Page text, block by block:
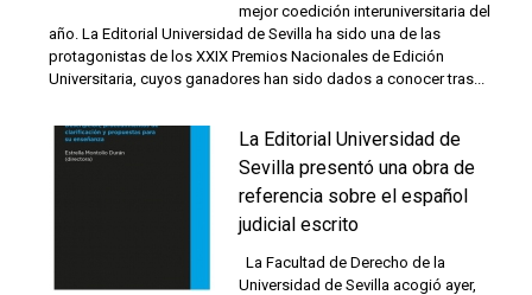
mejor coedición interuniversitaria del
año. La Editorial Universidad de Sevilla ha sido una de las
protagonistas de los XXIX Premios Nacionales de Edición
Universitaria, cuyos ganadores han sido dados a conocer tras...
La Editorial Universidad de
Sevilla presentó una obra de
referencia sobre el español
judicial escrito
La Facultad de Derecho de la
Universidad de Sevilla acogió ayer,